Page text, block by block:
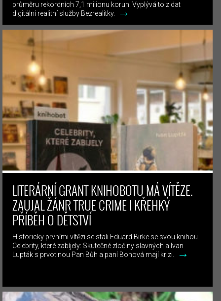
průměru rekordních 7,1 milionu korun. Vyplývá to z dat
digitální realitní služby Bezrealitky.
→
LITERÁRNÍ GRANT KNIHOBOTU MÁ VÍTĚZE.
ZAUJAL ŽÁNR TRUE CRIME I KŘEHKÝ
PŘÍBĚH O DĚTSTVÍ
Historicky prvními vítězi se stali Eduard Birke se svou knihou
Celebrity, které zabíjely: Skutečné zločiny slavných a Ivan
Lupták s prvotinou Pan Bůh a paní Bohová mají krizi.
→